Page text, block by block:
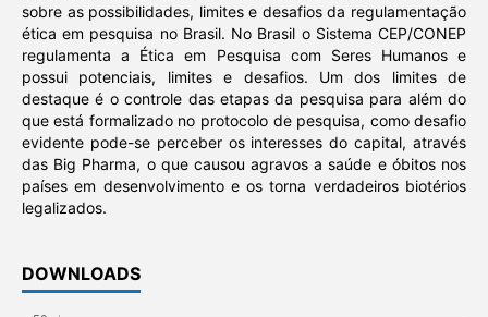
sobre as possibilidades, limites e desafios da regulamentação
ética em pesquisa no Brasil. No Brasil o Sistema CEP/CONEP
regulamenta a Ética em Pesquisa com Seres Humanos e
possui potenciais, limites e desafios. Um dos limites de
destaque é o controle das etapas da pesquisa para além do
que está formalizado no protocolo de pesquisa, como desafio
evidente pode-se perceber os interesses do capital, através
das Big Pharma, o que causou agravos a saúde e óbitos nos
países em desenvolvimento e os torna verdadeiros biotérios
legalizados.
DOWNLOADS